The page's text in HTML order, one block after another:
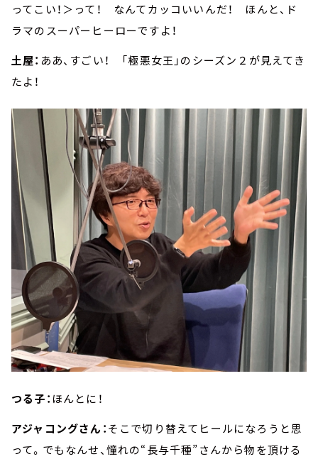
ってこい！＞って！ なんてカッコいいんだ！ ほんと、ド
ラマのスーパーヒーローですよ！
土屋： ああ、すごい！ 「極悪女王」のシーズン２が見えてき
たよ！
つる子：ほんとに！
アジャコングさん：そこで切り替えてヒールになろうと思
って。でもなんせ、憧れの“長与千種”さんから物を頂ける